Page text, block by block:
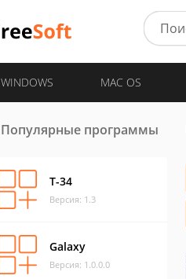
WINDOWS MAC OS
Популярные программы
Т-34
Версия: 1.3
Galaxy
Версия: 1.0.0.0